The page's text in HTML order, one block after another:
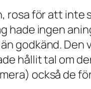
rosa för att
hade ingen
godkänd.
hållit tal om
också de